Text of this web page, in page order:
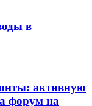
в
активную
форум на